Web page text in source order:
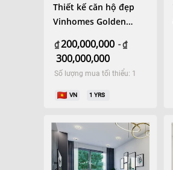
Thiết kế căn hộ đẹp
Vinhomes Golden
₫200,000,000 -₫
300,000,000
Số lượng mua tối thiểu: 1
VN 1 YRS